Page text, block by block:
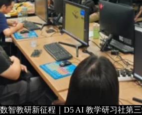
数智教研新征程｜D5 AI 教学研习社第